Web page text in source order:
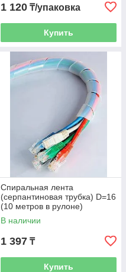
1 120 ₸/упаковка
Купить
Спиральная лента
(серпантиновая трубка) D=16
(10 метров в рулоне)
В наличии
1 397 ₸
Купить